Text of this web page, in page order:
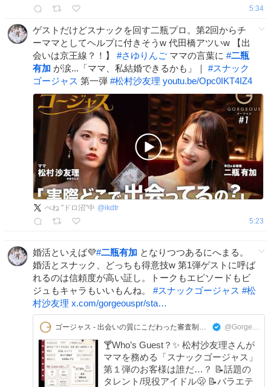
5:34
ゲストだけどスナックを回す二瓶プロ。第2回からチ
ーママとしてヘルプに付きそうw 代田橋アツいw 【出
会いは京王線？！】 #さゆりんご ママの言葉に #二瓶
有加 が涙...「ママ、私結婚できるかも」｜ #スナック
ゴージャス 第一弾 #松村沙友理 youtu.be/Opc0IKT4IZ4
ぺね "ドロ沼"中 @ikdtr
5:23
婚活といえば💜#二瓶有加 となりつつあるにへまる。
婚活とスナック、どっちも得意技w 第1弾ゲストに呼ば
れるのは信頼度が高い証し。トークもエピソードもビ
ジュもキャラもいいもんね。 #スナックゴージャス #松
村沙友理 x.com/gorgeouspr/sta…
ゴージャス - 出会いの質にこだわった審査制恋活・婚活マッチングアプリ @GorgeousPR
🍸Who’s Guest？✨ 松村沙友理さんが
ママを務める「スナックゴージャス」
第１弾のお客様は誰だ…？ 📝話題の
タレント/現役アイドル🫢 📝バラエテ